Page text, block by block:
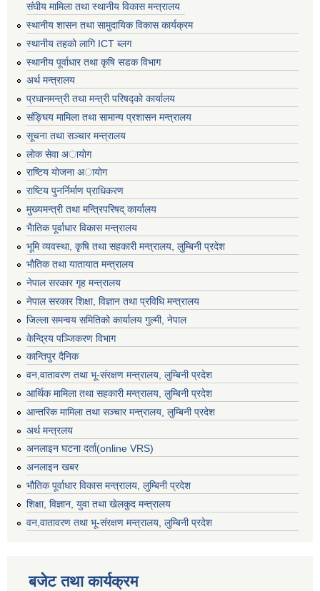
संघीय मामिला तथा स्थानीय विकास मन्त्रालय
स्थानीय शासन तथा सामुदायिक विकास कार्यक्रम
स्थानीय तहको लागि ICT ब्लग
स्थानीय पूर्वाधार तथा कृषि सडक विभाग
अर्थ मन्त्रालय
प्रधानमन्त्री तथा मन्त्री परिषद्काे कार्यालय
संङ्घिय मामिला तथा सामान्य प्रशासन मन्त्रालय
सूचना तथा सञ्चार मन्त्रालय
लाेक सेवा अायाेग
राष्टिय याेजना अायाेग
राष्टिय पुनर्निर्माण प्राधिकरण
मुख्यमन्त्री तथा मन्त्रिपरिषद् कार्यालय
भैातिक पूर्वाधार विकास मन्त्रालय
भूमि व्यवस्था, कृषि तथा सहकारी मन्त्रालय, लु्म्बिनी प्रदेश
भाैतिक तथा यातायात मन्त्रालय
नेपाल सरकार गृह मन्त्रालय
नेपाल सरकार शिक्षा, विज्ञान तथा प्रविधि मन्त्रालय
जिल्ला समन्वय समितिको कार्यालय गुल्मी, नेपाल
केन्द्रिय पञ्जिकरण विभाग
कान्तिपुर दैनिक
वन,वातावरण तथा भू-संरक्षण मन्त्रालय, लुम्बिनी प्रदेश
आर्थिक मामिला तथा सहकारी मन्त्रालय, लुम्बिनी प्रदेश
आन्तरिक मामिला तथा सञ्चार मन्त्रालय, लुम्बिनी प्रदेश
अर्थ मन्त्रलय
अनलाइन घटना दर्ता(online VRS)
अनलाइन खबर
भौतिक पूर्वाधार विकास मन्त्रालय, लुम्बिनी प्रदेश
शिक्षा, विज्ञान, युवा तथा खेलकुद मन्‍‍त्रालय
वन,वातावरण तथा भू-संरक्षण मन्त्रालय, लुम्बिनी प्रदेश
बजेट तथा कार्यक्रम